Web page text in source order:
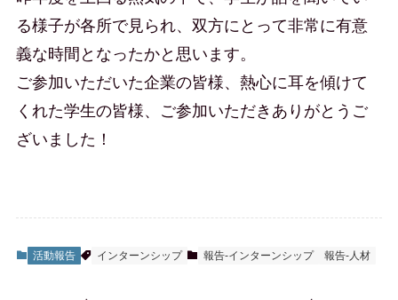
る様子が各所で見られ、双方にとって非常に有意
義な時間となったかと思います。
ご参加いただいた企業の皆様、熱心に耳を傾けて
くれた学生の皆様、ご参加いただきありがとうご
ざいました！
活動報告 インターンシップ 報告-インターンシップ 報告-人材